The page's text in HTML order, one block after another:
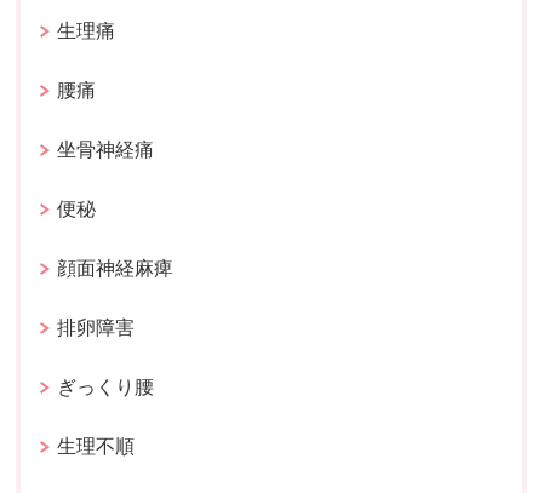
生理痛
腰痛
坐骨神経痛
便秘
顔面神経麻痺
排卵障害
ぎっくり腰
生理不順